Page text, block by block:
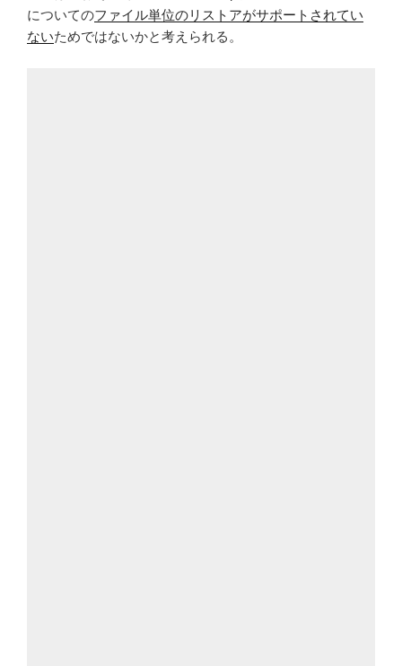
についてのファイル単位のリストアがサポートされてい
ないためではないかと考えられる。